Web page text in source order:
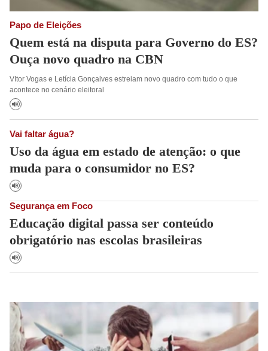
Papo de Eleições
Quem está na disputa para Governo do ES?
Ouça novo quadro na CBN
VItor Vogas e Letícia Gonçalves estreiam novo quadro com tudo o que
acontece no cenário eleitoral
Vai faltar água?
Uso da água em estado de atenção: o que
muda para o consumidor no ES?
Segurança em Foco
Educação digital passa ser conteúdo
obrigatório nas escolas brasileiras